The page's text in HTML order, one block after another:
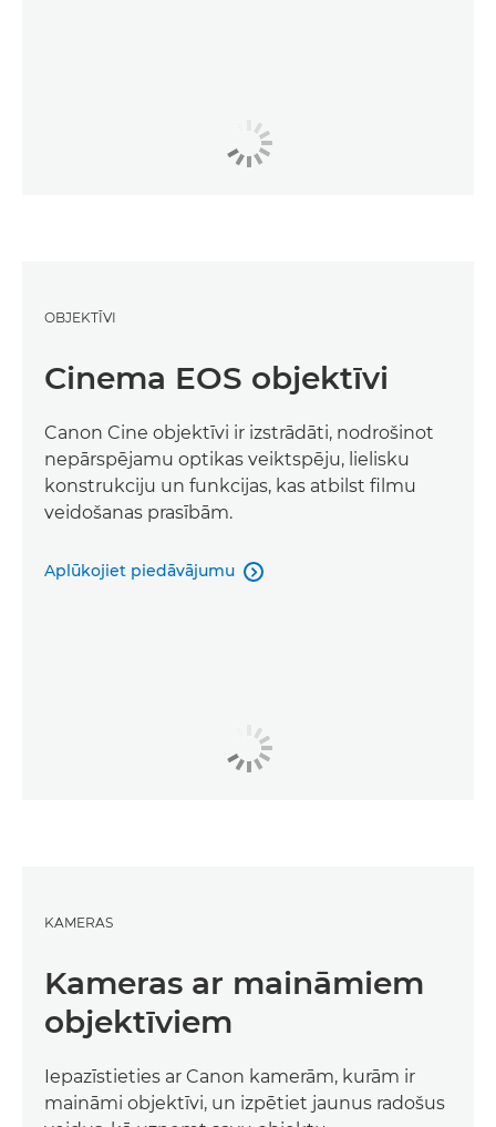
OBJEKTĪVI
Cinema EOS objektīvi
Canon Cine objektīvi ir izstrādāti, nodrošinot
nepārspējamu optikas veiktspēju, lielisku
konstrukciju un funkcijas, kas atbilst filmu
veidošanas prasībām.
Aplūkojiet piedāvājumu 
KAMERAS
Kameras ar maināmiem
objektīviem
Iepazīstieties ar Canon kamerām, kurām ir
maināmi objektīvi, un izpētiet jaunus radošus